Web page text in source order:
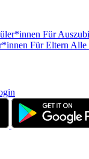
Für
Für Eltern Alle